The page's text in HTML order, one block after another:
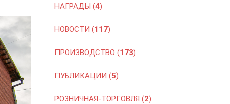
НАГРАДЫ (4)
НОВОСТИ (117)
ПРОИЗВОДСТВО (173)
ПУБЛИКАЦИИ (5)
РОЗНИЧНАЯ-ТОРГОВЛЯ (2)